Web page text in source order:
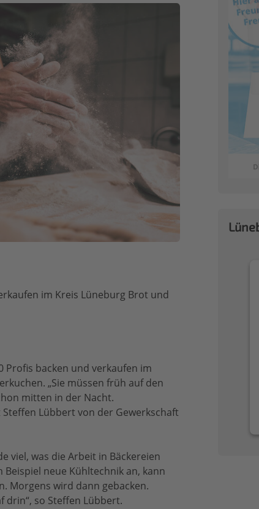
im Kreis Lüneburg Brot und
Profis backen und verkaufen im
„Sie müssen früh auf den
mitten in der Nacht.
Lübbert von der Gewerkschaft
viel, was die Arbeit in Bäckereien
neue Kühltechnik an, kann
Morgens wird dann gebacken.
drin“, so Steffen Lübbert.